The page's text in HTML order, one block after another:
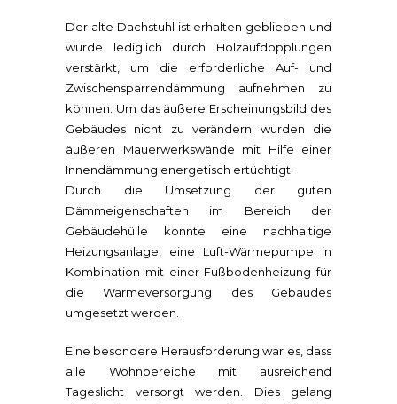
Der alte Dachstuhl ist erhalten geblieben und
wurde lediglich durch Holzaufdopplungen
verstärkt, um die erforderliche Auf- und
Zwischensparrendämmung aufnehmen zu
können. Um das äußere Erscheinungsbild des
Gebäudes nicht zu verändern wurden die
äußeren Mauerwerkswände mit Hilfe einer
Innendämmung energetisch ertüchtigt.
Durch die Umsetzung der guten
Dämmeigenschaften im Bereich der
Gebäudehülle konnte eine nachhaltige
Heizungsanlage, eine Luft-Wärmepumpe in
Kombination mit einer Fußbodenheizung für
die Wärmeversorgung des Gebäudes
umgesetzt werden.
Eine besondere Herausforderung war es, dass
alle Wohnbereiche mit ausreichend
Tageslicht versorgt werden. Dies gelang